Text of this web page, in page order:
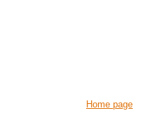
Home page